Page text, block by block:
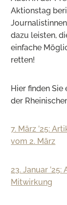
Aktionstag
dazu leisten,
einfache
retten!
Hier finden
der
7. März ’25:
vom 2. März
23. Januar
Mitwirkung